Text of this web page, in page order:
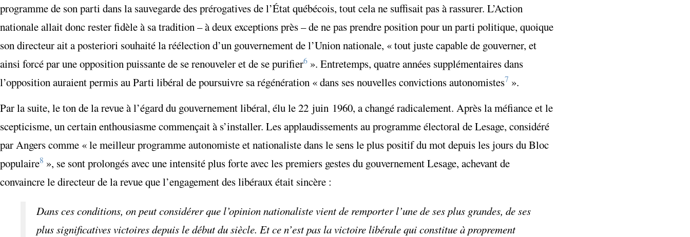
programme de son parti dans la sauvegarde des prérogatives de l’État québécois, tout cela ne suffisait pas à rassurer. L’Action
nationaleallait donc rester fidèle à sa tradition – à deux exceptions près – de ne pas prendre position pour un parti politique, quoique
son directeur aita posteriori souhaité la réélection d’un gouvernement de l’Union nationale, « tout juste capable de gouverner, et
ainsi forcé par une opposition puissante de se renouveler et de se purifier6 ». Entretemps, quatre années supplémentaires dans
l’opposition auraient permis au Parti libéral de poursuivre sa régénération « dans ses nouvelles convictions autonomistes7 ».
Par la suite, le ton de la revue à l’égard du gouvernement libéral, élu le 22 juin 1960, a changé radicalement. Après la méfiance et le
scepticisme, un certain enthousiasme commençait à s’installer. Les applaudissements au programme électoral de Lesage, considéré
par Angers comme « le meilleur programme autonomiste et nationaliste dans le sens le plus positif du mot depuis les jours du Bloc
populaire8 », se sont prolongés avec une intensité plus forte avec les premiers gestes du gouvernement Lesage, achevant de
convaincre le directeur de la revue que l’engagement des libéraux était sincère :
Dans ces conditions, on peut considérer que l’opinion nationaliste vient de remporter l’une de ses plus grandes, de ses
plus significatives victoires depuis le début du siècle. Et ce n’est pas la victoire libérale qui constitue à proprement